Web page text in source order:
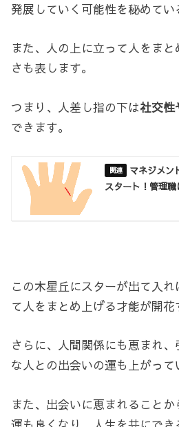
発展していく可能性を秘めてい
また、人の上に立って人をま
さも表します。
つまり、人差し指の下は社交性
できます。
マネジメン
スタート！管理職
この木星丘にスターが出て入
て人をまとめ上げる才能が開花
さらに、人間関係にも恵まれ
な人との出会いの運も上がって
また、出会いに恵まれること